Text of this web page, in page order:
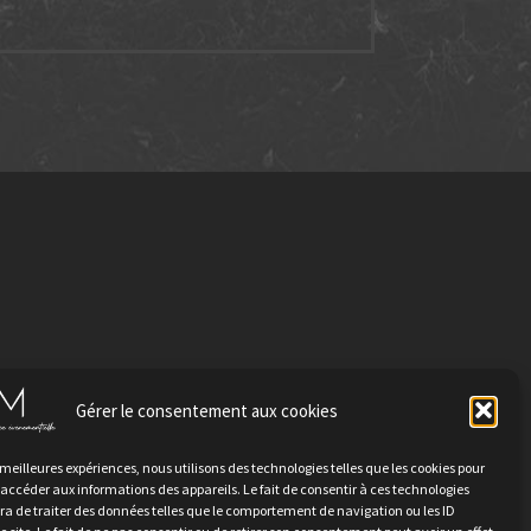
Gérer le consentement aux cookies
expériences, nous utilisons des technologies telles que les cookies pour
aux informations des appareils. Le fait de consentir à ces technologies
de traiter des données telles que le comportement de navigation ou les ID